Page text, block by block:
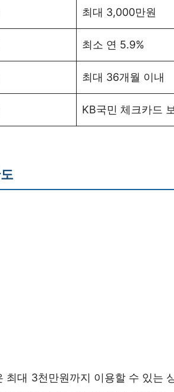
최대 3,000만원
최소 연 5.9%
최대 36개월 이내
KB국민 체크카드
최대 3천만원까지 이용할 수 있는